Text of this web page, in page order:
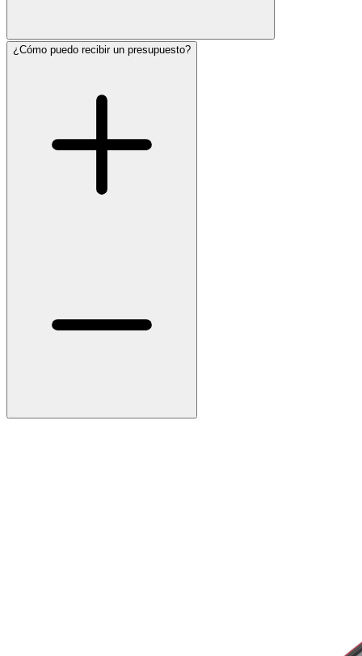
¿Cómo puedo recibir un presupuesto?